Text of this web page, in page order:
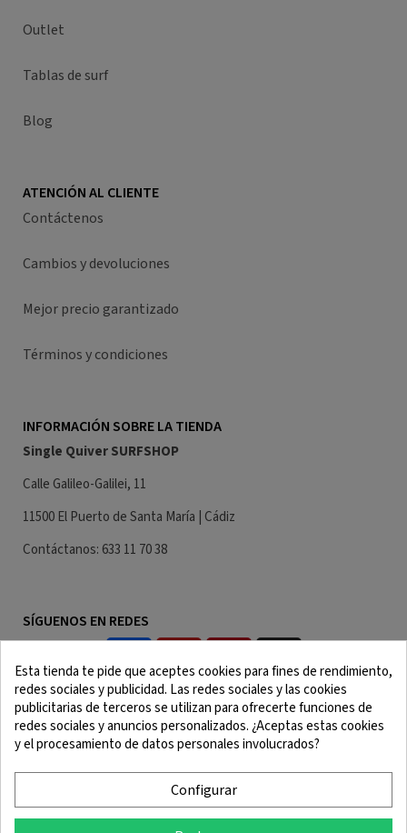
Outlet
Tablas de surf
Blog
ATENCIÓN AL CLIENTE
Contáctenos
Cambios y devoluciones
Mejor precio garantizado
Términos y condiciones
INFORMACIÓN SOBRE LA TIENDA
Single Quiver SURFSHOP
Calle Galileo-Galilei, 11
11500 El Puerto de Santa María | Cádiz
Contáctanos: 633 11 70 38
SÍGUENOS EN REDES
Aviso Legal
Términos y Condiciones
Esta tienda te pide que aceptes cookies para fines de rendimiento,
redes sociales y publicidad. Las redes sociales y las cookies
publicitarias de terceros se utilizan para ofrecerte funciones de
redes sociales y anuncios personalizados. ¿Aceptas estas cookies
y el procesamiento de datos personales involucrados?
Configurar